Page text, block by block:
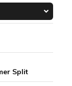
Split